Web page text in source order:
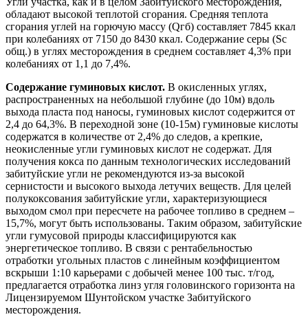
обладают высокой теплотой сгорания. Средняя теплота
сгорания углей на горючую массу (Qгб) составляет 7845 ккал
при колебаниях от 7150 до 8430 ккал. Содержание серы (Sc
общ.) в углях месторождения в среднем составляет 4,3% при
колебаниях от 1,1 до 7,4%.
Содержание гуминовых кислот. В окисленных углях,
распространенных на небольшой глубине (до 10м) вдоль
выхода пласта под наносы, гуминовых кислот содержится от
2,4 до 64,3%. В переходной зоне (10-15м) гуминовые кислоты
содержатся в количестве от 2,4% до следов, а крепкие,
неокисленные угли гуминовых кислот не содержат. Для
получения кокса по данным технологических исследований
забитуйские угли не рекомендуются из-за высокой
сернистости и высокого выхода летучих веществ. Для целей
полукоксования забитуйские угли, характеризующиеся
выходом смол при пересчете на рабочее топливо в среднем –
15,7%, могут быть использованы. Таким образом, забитуйские
угли гумусовой природы классифицируются как
энергетическое топливо. В связи с рентабельностью
отработки угольных пластов с линейным коэффициентом
вскрыши 1:10 карьерами с добычей менее 100 тыс. т/год,
предлагается отработка линз угля головинского горизонта на
Лицензируемом Шунтойском участке Забитуйского
месторождения.